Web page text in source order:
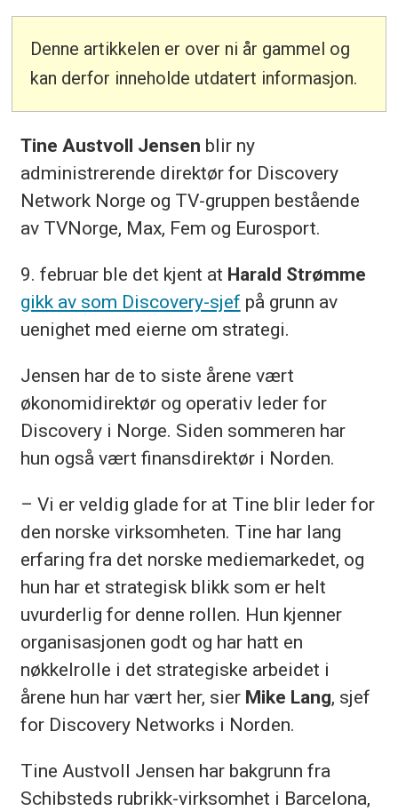
Denne artikkelen er over ni år gammel og
kan derfor inneholde utdatert informasjon.
Tine Austvoll Jensen blir ny
administrerende direktør for Discovery
Network Norge og TV-gruppen bestående
av TVNorge, Max, Fem og Eurosport.
9. februar ble det kjent at Harald Strømme
gikk av som Discovery-sjef på grunn av
uenighet med eierne om strategi.
Jensen har de to siste årene vært
økonomidirektør og operativ leder for
Discovery i Norge. Siden sommeren har
hun også vært finansdirektør i Norden.
– Vi er veldig glade for at Tine blir leder for
den norske virksomheten. Tine har lang
erfaring fra det norske mediemarkedet, og
hun har et strategisk blikk som er helt
uvurderlig for denne rollen. Hun kjenner
organisasjonen godt og har hatt en
nøkkelrolle i det strategiske arbeidet i
årene hun har vært her, sier Mike Lang, sjef
for Discovery Networks i Norden.
Tine Austvoll Jensen har bakgrunn fra
Schibsteds rubrikk-virksomhet i Barcelona,